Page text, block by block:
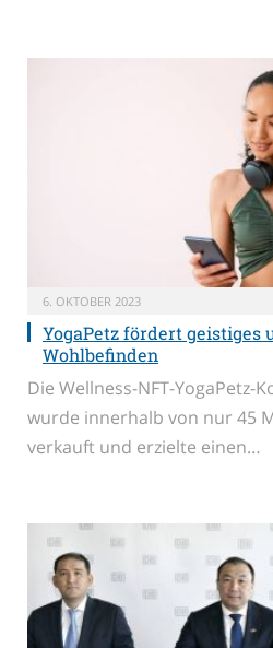
6. OKTOBER 2023
YogaPetz fördert geistiges
Wohlbefinden
Die Wellness-NFT-YogaPetz-
wurde innerhalb von nur 45
verkauft und erzielte einen…